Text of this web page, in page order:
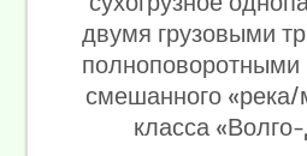
двумя грузовыми
смешанного
класса